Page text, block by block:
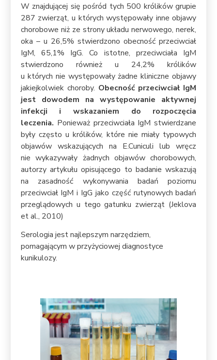
W znajdującej się pośród tych 500 królików grupie
287 zwierząt, u których występowały inne objawy
chorobowe niż ze strony układu nerwowego, nerek,
oka – u 26,5% stwierdzono obecność przeciwciał
IgM, 65,1% IgG. Co istotne, przeciwciała IgM
stwierdzono również u 24,2% królików
u których nie występowały żadne kliniczne objawy
jakiejkolwiek choroby. Obecność przeciwciał IgM
jest dowodem na występowanie aktywnej
infekcji i wskazaniem do rozpoczęcia
leczenia. Ponieważ przeciwciała IgM stwierdzane
były często u królików, które nie miały typowych
objawów wskazujących na E.Cuniculi lub wręcz
nie wykazywały żadnych objawów chorobowych,
autorzy artykułu opisującego to badanie wskazują
na zasadność wykonywania badań poziomu
przeciwciał IgM i IgG jako część rutynowych badań
przeglądowych u tego gatunku zwierząt (Jeklova
et al., 2010)
Serologia jest najlepszym narzędziem,
pomagającym w przyżyciowej diagnostyce
kunikulozy.